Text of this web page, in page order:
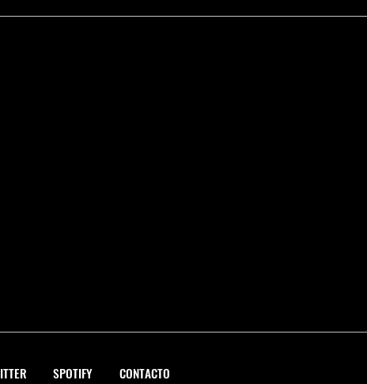
SPOTIFY CONTACTO